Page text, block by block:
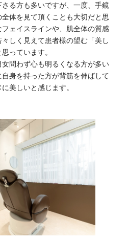
る方も多いですが、一度、手鏡
体を見て頂くことも大切だと思
ェイスラインや、肌全体の質感
しく見えて患者様の望む「美し
っています。
問わず心も明るくなる方が多い
身を持った方が背筋を伸ばして
美しいと感じます。